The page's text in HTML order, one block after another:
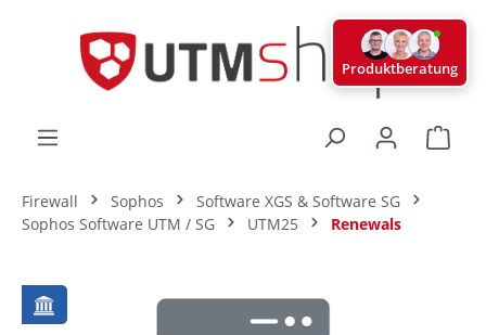
Firewall Sophos
Software XGS & Software SG
Sophos Software UTM / SG
UTM25 Renewals
Bildergalerie überspringen
Produktberatung